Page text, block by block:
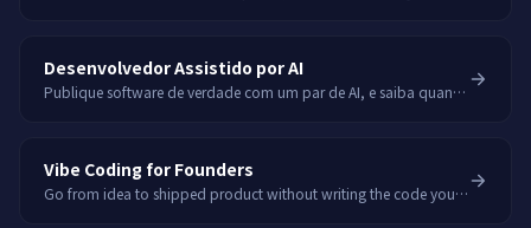
Desenvolvedor Assistido por AI
Publique software de verdade com um par de AI, e saiba quando ela erra.
Vibe Coding for Founders
Go from idea to shipped product without writing the code yourself.